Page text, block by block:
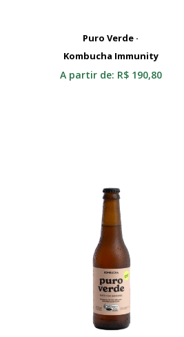
Selecionar
Puro Verde ·
Kombucha Immunity
A partir de: R$190,80